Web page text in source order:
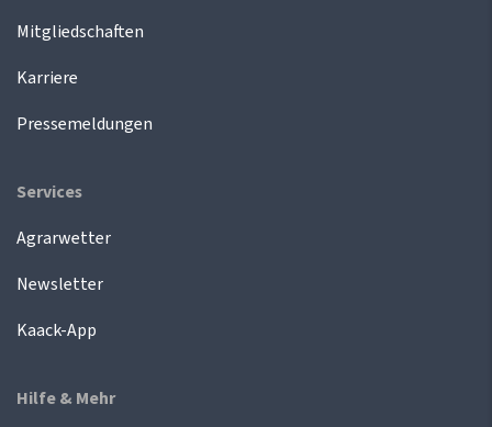
Mitgliedschaften
Karriere
Pressemeldungen
Services
Agrarwetter
Newsletter
Kaack-App
Hilfe & Mehr